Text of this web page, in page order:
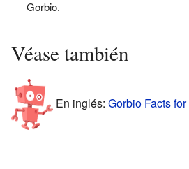
Gorbio.
Véase también
En inglés: Gorbio Facts